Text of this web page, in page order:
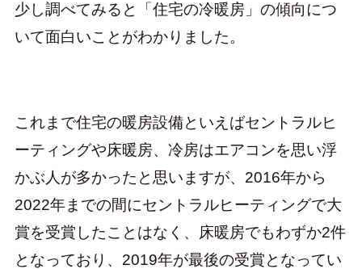
少し調べてみると「住宅の冷暖房」の傾向につ
いて面白いことがわかりました。
これまで住宅の暖房設備といえばセントラルヒ
ーティングや床暖房、冷房はエアコンを思い浮
かぶ人が多かったと思いますが、2016年から
2022年までの間にセントラルヒーティングで大
賞を受賞したことはなく、床暖房でもわずか2件
となっており、2019年が最後の受賞となってい